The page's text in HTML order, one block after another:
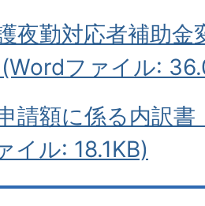
夜勤対応者補助金
ファイル:
請額に係る内訳
イル: 18.1KB)